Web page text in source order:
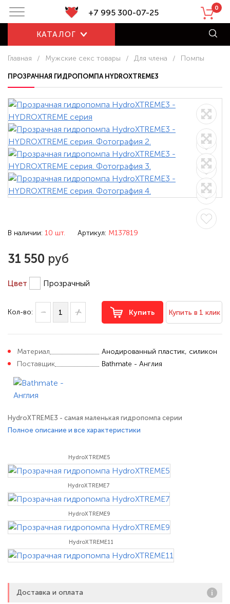
+7 995 300-07-25 0
КАТАЛОГ
Главная / Мужские секс товары / Для члена / Помпы
ПРОЗРАЧНАЯ ГИДРОПОМПА HYDROXTREME3
В наличии: 10 шт. Артикул: M137819
31 550 руб
Цвет Прозрачный
Кол-во: Купить Купить в 1 клик
Материал
Анодированный пластик, силикон
Поставщик
Bathmate - Англия
HydroXTREME3 - самая маленькая гидропомпа серии
HYDROXTREME. До сих пор было очень мало вариантов для тех,
миниатюрный насос, предназначенный для увеличения
размера, повышения твердости и значительного повышения
личной уверенности. Эту модель
Полное описание и все характеристики
HydroXTREME5
HydroXTREME7
HydroXTREME9
HydroXTREME11
Доставка и оплата